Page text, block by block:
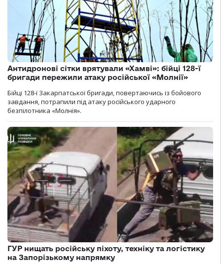
Антидронові сітки врятували «Хамві»: бійці 128-ї
бригади пережили атаку російської «Молнії»
Бійці 128-ї Закарпатської бригади, повертаючись із бойового
завдання, потрапили під атаку російського ударного
безпілотника «Молнія».
ГУР нищать російську піхоту, техніку та логістику
на Запорізькому напрямку